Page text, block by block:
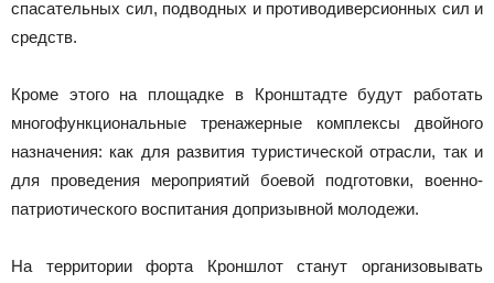
спасательных сил, подводных и противодиверсионных сил и
средств.
Кроме этого на площадке в Кронштадте будут работать
многофункциональные тренажерные комплексы двойного
назначения: как для развития туристической отрасли, так и
для проведения мероприятий боевой подготовки, военно-
патриотического воспитания допризывной молодежи.
На территории форта Кроншлот станут организовывать